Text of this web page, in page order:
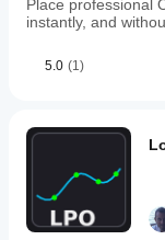
easy
access.
plugin
including
stocks,
indices,
commodities,
and
Place professional
instantly, and
5.0 (1)